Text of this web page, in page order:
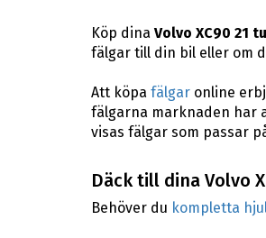
Köp dina Volvo XC90 21
fälgar till din bil eller om
Att köpa fälgaronline
fälgarna marknaden har
visas fälgar som passar
Däck till dina Volvo
Behöver du kompletta